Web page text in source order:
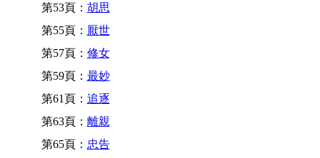
第53頁： 胡思
第55頁： 厭世
第57頁： 修女
第59頁： 最妙
第61頁： 追逐
第63頁： 離親
第65頁： 忠告